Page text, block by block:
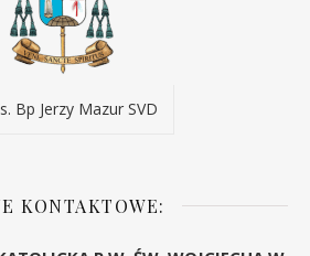
Bp Jerzy Mazur SVD
KONTAKTOWE: